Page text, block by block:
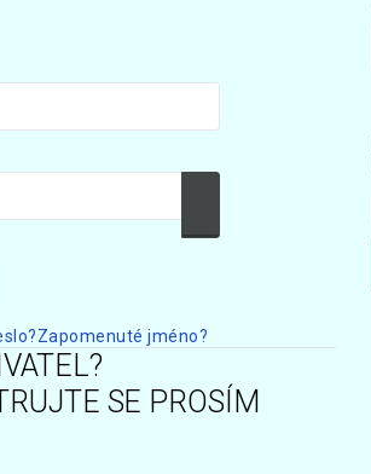
Zapomenuté jméno?
SE PROSÍM